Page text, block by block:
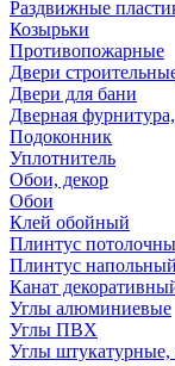
Раздвижные
Козырьки
Противопожарные
Двери
Двери для бани
Дверная
Подоконник
Уплотнитель
Обои, декор
Обои
Клей обойный
Плинтус
Плинтус напольный
Канат
Углы алюминиевые
Углы ПВХ
Углы штукатурные,